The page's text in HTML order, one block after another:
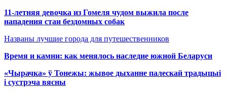
11-летняя девочка из Гомеля чудом выжила после
нападения стаи бездомных собак
Названы лучшие города для путешественников
Время и камни: как менялось наследие южной Беларуси
«Чырачка» ў Тонежы: жывое дыханне палескай традыцыі
і сустрэча вясны